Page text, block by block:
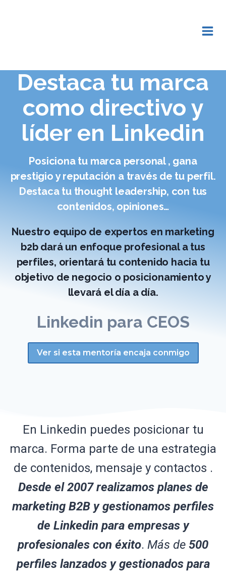
Destaca tu marca
como directivo y
líder en Linkedin
Posiciona tu marca personal , gana
prestigio y reputación a través de tu perfil.
Destaca tu thought leadership, con tus
contenidos, opiniones…
Nuestro equipo de expertos en marketing
b2b dará un enfoque profesional a tus
perfiles, orientará tu contenido hacia tu
objetivo de negocio o posicionamiento y
llevará el día a día.
Linkedin para CEOS
Ver si esta mentoría encaja conmigo
En Linkedin puedes posicionar tu
marca. Forma parte de una estrategia
de contenidos, mensaje y contactos .
Desde el 2007 realizamos planes de
marketing B2B y gestionamos perfiles
de Linkedin para empresas y
profesionales con éxito. Más de 500
perfiles lanzados y gestionados para